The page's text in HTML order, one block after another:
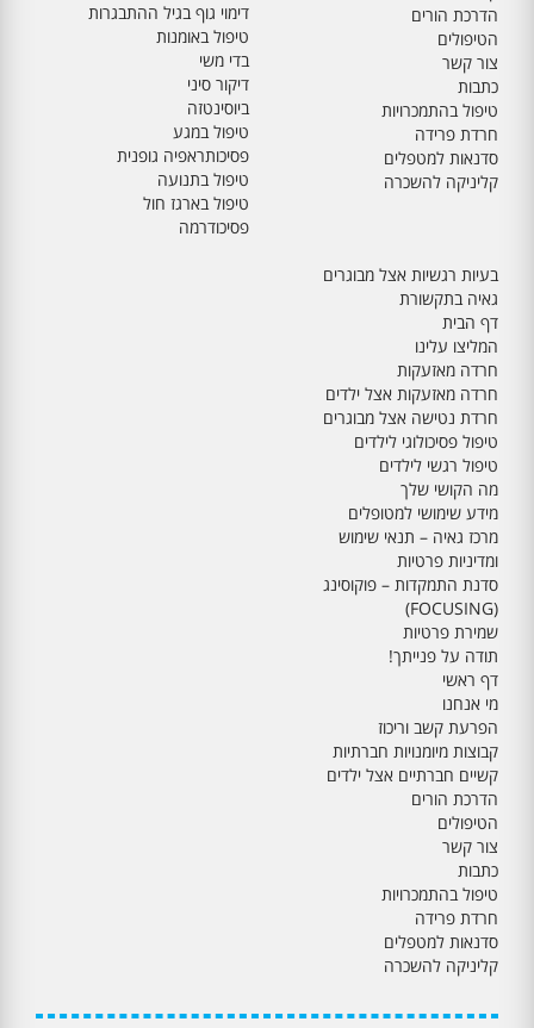
הדרכת הורים
הטיפולים
צור קשר
כתבות
טיפול בהתמכרויות
חרדת פרידה
סדנאות למטפלים
קליניקה להשכרה
דימוי גוף בגיל ההתבגרות
טיפול באומנות
בדי משי
דיקור סיני
ביוסינטזה
טיפול במגע
פסיכותראפיה גופנית
טיפול בתנועה
טיפול בארגז חול
פסיכודרמה
בעיות רגשיות אצל מבוגרים
גאיה בתקשורת
דף הבית
המליצו עלינו
חרדה מאזעקות
חרדה מאזעקות אצל ילדים
חרדת נטישה אצל מבוגרים
טיפול פסיכולוגי לילדים
טיפול רגשי לילדים
מה הקושי שלך
מידע שימושי למטופלים
מרכז גאיה – תנאי שימוש
ומדיניות פרטיות
סדנת התמקדות – פוקוסינג
(FOCUSING)
שמירת פרטיות
תודה על פנייתך!
דף ראשי
מי אנחנו
הפרעת קשב וריכוז
קבוצות מיומנויות חברתיות
קשיים חברתיים אצל ילדים
הדרכת הורים
הטיפולים
צור קשר
כתבות
טיפול בהתמכרויות
חרדת פרידה
סדנאות למטפלים
קליניקה להשכרה